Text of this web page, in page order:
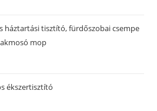
háztartási tisztító, fürdőszobai csempe
mop
ékszertisztító